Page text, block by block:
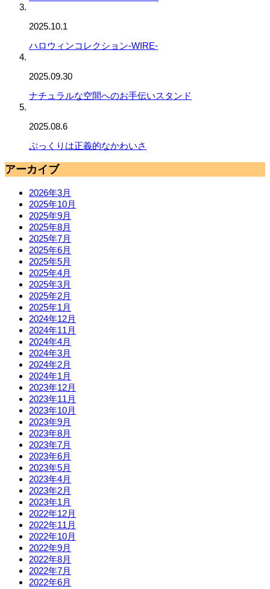
2025.10.1
ハロウィンコレクション-WIRE-
2025.09.30
ナチュラルな空間へのお手伝いスタンド
2025.08.6
ぷっくりは正義的なかわいさ
アーカイブ
2026年3月
2025年10月
2025年9月
2025年8月
2025年7月
2025年6月
2025年5月
2025年4月
2025年3月
2025年2月
2025年1月
2024年12月
2024年11月
2024年4月
2024年3月
2024年2月
2024年1月
2023年12月
2023年11月
2023年10月
2023年9月
2023年8月
2023年7月
2023年6月
2023年5月
2023年4月
2023年2月
2023年1月
2022年12月
2022年11月
2022年10月
2022年9月
2022年8月
2022年7月
2022年6月